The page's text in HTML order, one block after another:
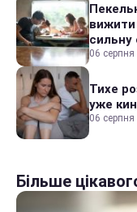
вижити
сильну
06
Тихе
уже
06
Більше